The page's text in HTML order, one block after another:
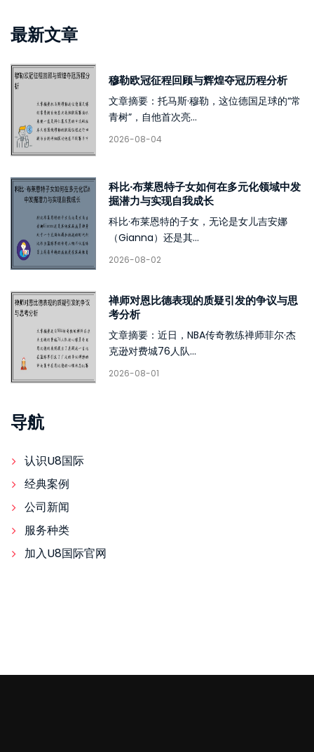
最新文章
穆勒欧冠征程回顾与辉煌夺冠历程分析
文章摘要：托马斯·穆勒，这位德国足球的“常
青树”，自他首次亮...
2026-08-04
科比·布莱恩特子女如何在多元化领域中发
掘潜力与实现自我成长
科比·布莱恩特的子女，无论是女儿吉安娜
（Gianna）还是其...
2026-08-02
禅师对恩比德表现的质疑引发的争议与思
考分析
文章摘要：近日，NBA传奇教练禅师菲尔·杰
克逊对费城76人队...
2026-08-01
导航
认识U8国际
经典案例
公司新闻
服务种类
加入U8国际官网